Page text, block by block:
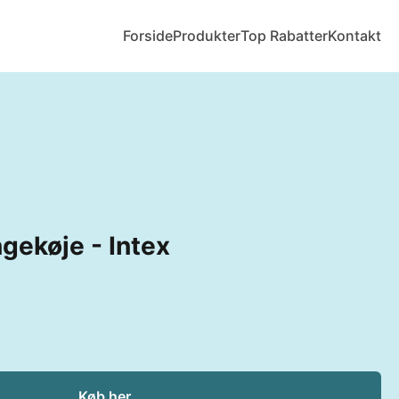
ForsideProdukterTop RabatterKontakt
- Intex